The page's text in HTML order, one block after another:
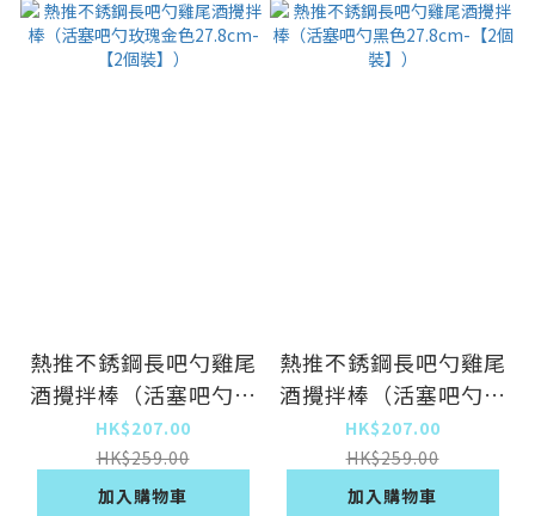
熱推不銹鋼長吧勺雞尾
酒攪拌棒（活塞吧勺玫
瑰金色27.8cm-【2個
裝】）
HK$207.00
HK$259.00
加入購物車
熱推不銹鋼長吧勺雞尾
酒攪拌棒（活塞吧勺黑
色27.8cm-【2個
裝】）
HK$207.00
HK$259.00
加入購物車